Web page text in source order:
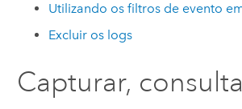
Utilizando os filtros de evento
Excluir os logs
Capturar,